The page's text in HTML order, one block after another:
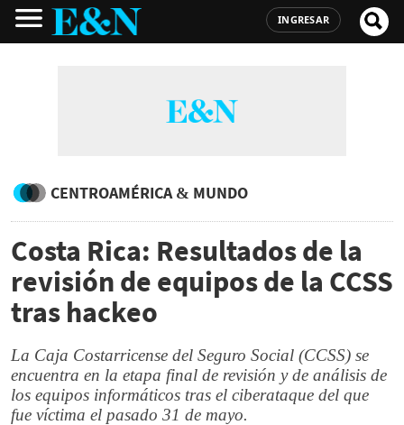
INGRESAR
CENTROAMÉRICA & MUNDO
Costa Rica: Resultados de la
revisión de equipos de la CCSS
tras hackeo
La Caja Costarricense del Seguro Social (CCSS) se
encuentra en la etapa final de revisión y de análisis de
los equipos informáticos tras el ciberataque del que
fue víctima el pasado 31 de mayo.